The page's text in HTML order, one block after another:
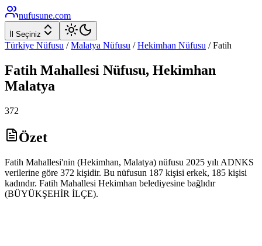
nufusune.com
İl Seçiniz
Türkiye Nüfusu / Malatya Nüfusu / Hekimhan Nüfusu /Fatih
Fatih Mahallesi Nüfusu, Hekimhan
Malatya
372
Özet
Fatih Mahallesi'nin (Hekimhan, Malatya) nüfusu 2025 yılı ADNKS
verilerine göre 372 kişidir. Bu nüfusun 187 kişisi erkek, 185 kişisi
kadındır. Fatih Mahallesi Hekimhan belediyesine bağlıdır
(BÜYÜKŞEHİR İLÇE).